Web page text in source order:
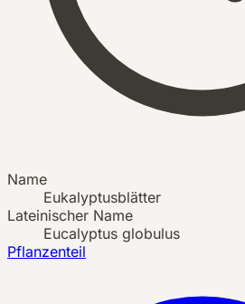
Name
Eukalyptusblätter
Lateinischer Name
Eucalyptus globulus
Pflanzenteil